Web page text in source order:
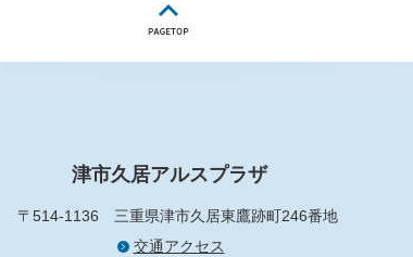
津市久居アルスプラザ
〒514-1136 三重県津市久居東鷹跡町246番地
交通アクセス